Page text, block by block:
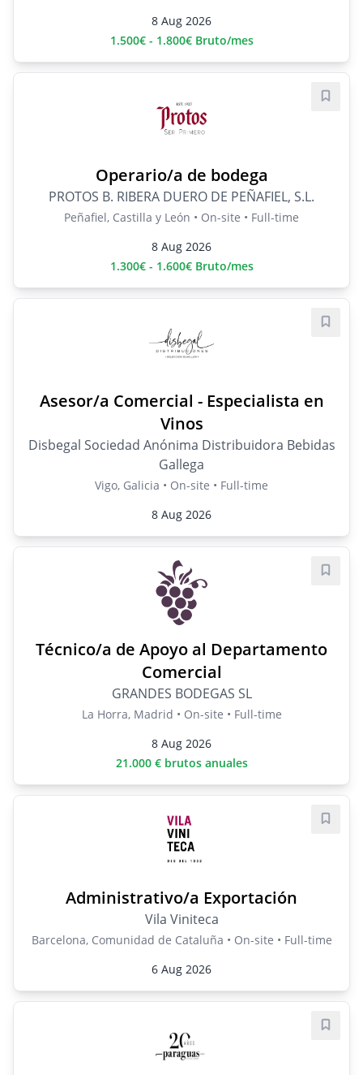
8 Aug 2026
1.500€ - 1.800€ Bruto/mes
Operario/a de bodega
PROTOS B. RIBERA DUERO DE PEÑAFIEL, S.L.
Peñafiel, Castilla y León • On-site • Full-time
8 Aug 2026
1.300€ - 1.600€ Bruto/mes
Save
Asesor/a Comercial - Especialista en
Vinos
Disbegal Sociedad Anónima Distribuidora Bebidas
Gallega
Vigo, Galicia • On-site • Full-time
8 Aug 2026
Save
Técnico/a de Apoyo al Departamento
Comercial
GRANDES BODEGAS SL
La Horra, Madrid • On-site • Full-time
8 Aug 2026
21.000 € brutos anuales
Save
Administrativo/a Exportación
Vila Viniteca
Barcelona, Comunidad de Cataluña • On-site • Full-time
6 Aug 2026
Save
Save